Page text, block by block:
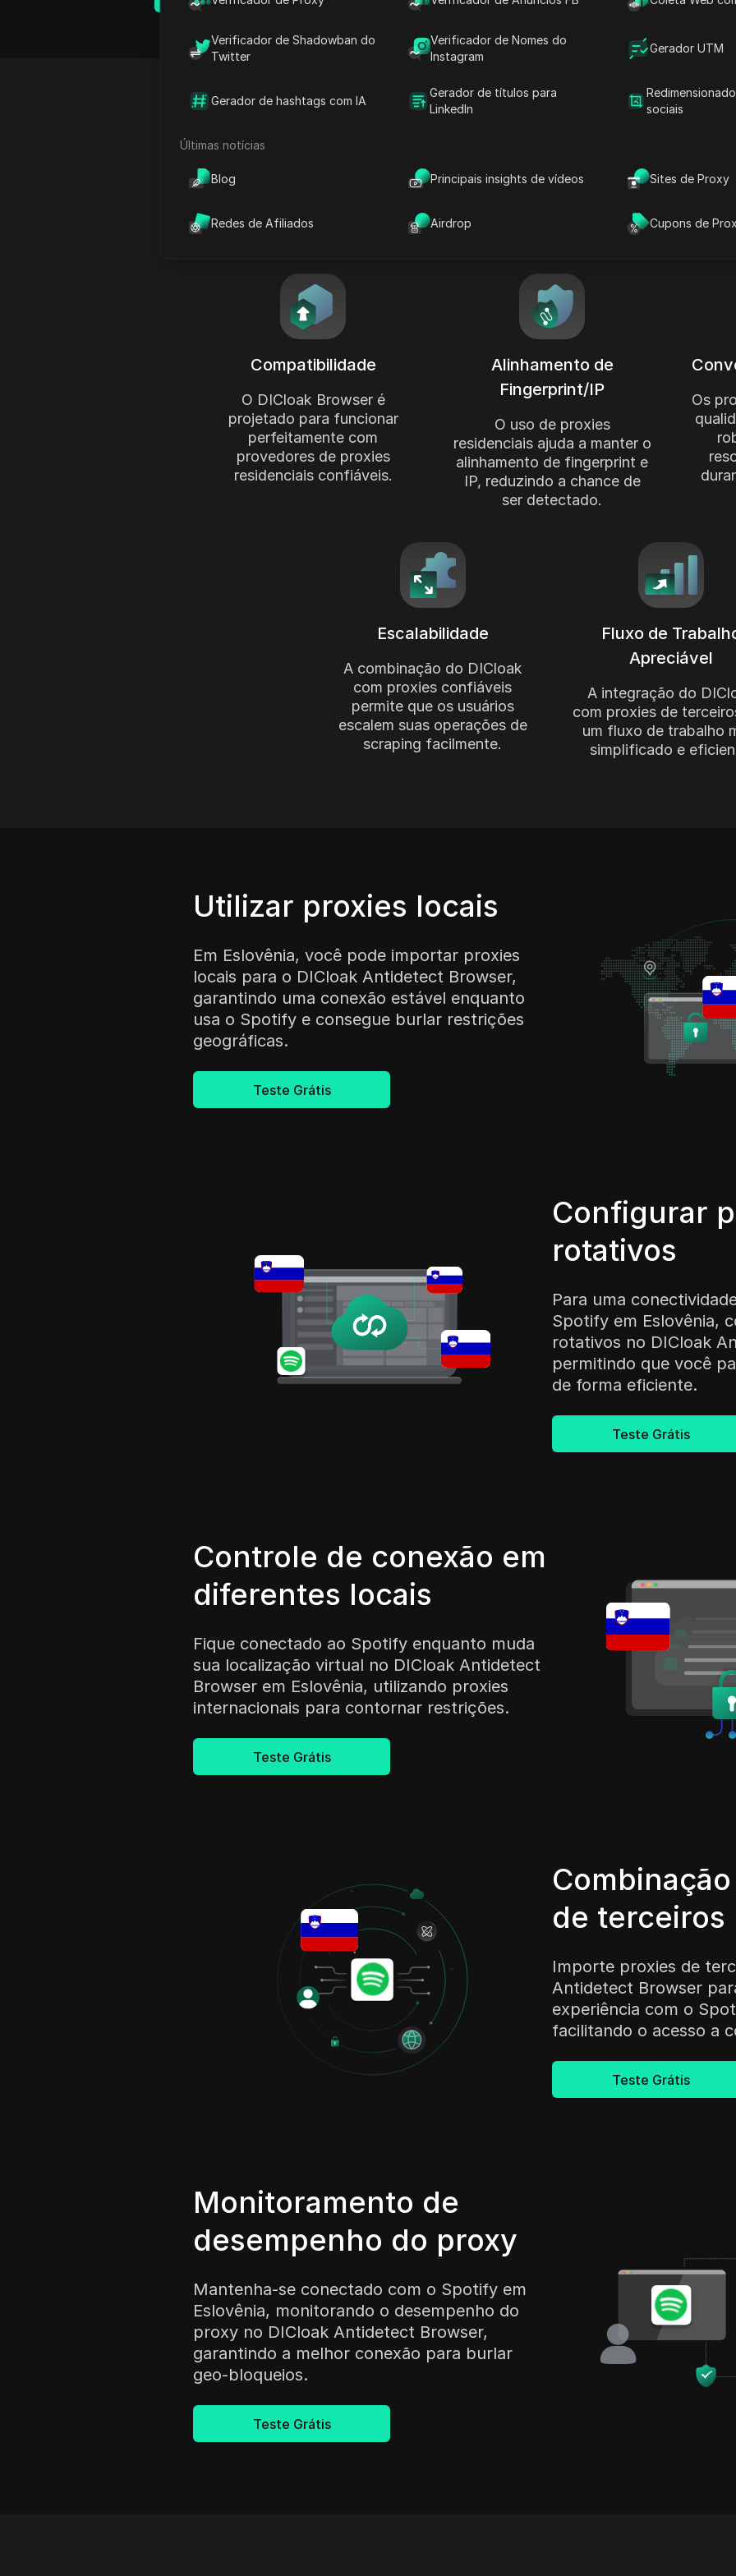
Verificador de Shadowban do
Twitter
Verificador de Nomes do
Instagram
Gerador UTM
Gerador de hashtags com IA
Gerador de títulos para
LinkedIn
sociais
Últimas notícias
Blog Principais insights de vídeos Sites de Proxy
Redes de Afiliados Airdrop Cupons de
DICloak com Proxies
Alta Qualidade
Compatibilidade
O DICloak Browser é
projetado para funcionar
perfeitamente com
provedores de proxies
residenciais confiáveis.
Alinhamento de
Fingerprint/IP
O uso de proxies
residenciais ajuda a manter o
alinhamento de fingerprint e
IP, reduzindo a chance de
ser detectado.
Os
Escalabilidade
A combinação do DICloak
com proxies confiáveis
permite que os usuários
escalem suas operações de
scraping facilmente.
Fluxo de
Apreciável
A integração do
com proxies de
um fluxo de trabalho
simplificado e
Utilizar proxies locais
Em Eslovênia, você pode importar proxies
locais para o DICloak Antidetect Browser,
garantindo uma conexão estável enquanto
usa o Spotify e consegue burlar restrições
geográficas.
Teste Grátis
Configurar
rotativos
Para uma
Spotify em Eslovênia,
rotativos no DICloak
permitindo que você
de forma eficiente.
Teste Grátis
Controle de conexão em
diferentes locais
Fique conectado ao Spotify enquanto muda
sua localização virtual no DICloak Antidetect
Browser em Eslovênia, utilizando proxies
internacionais para contornar restrições.
Teste Grátis
de terceiros
Importe proxies de
Antidetect Browser
experiência com o
facilitando o acesso a
Teste Grátis
Monitoramento de
desempenho do proxy
Mantenha-se conectado com o Spotify em
Eslovênia, monitorando o desempenho do
proxy no DICloak Antidetect Browser,
garantindo a melhor conexão para burlar
geo-bloqueios.
Teste Grátis